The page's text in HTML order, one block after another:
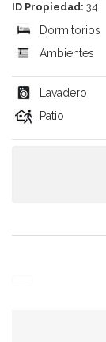
ID Propiedad: 34
Dormitorios
Ambientes
Lavadero
Patio